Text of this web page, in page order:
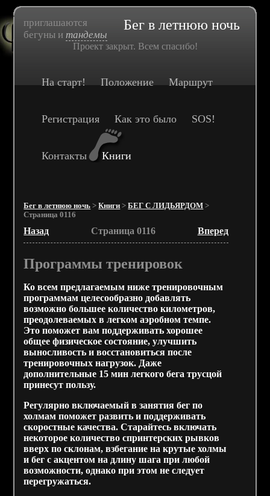
приглашаются
бегуны итандемы
Бег в летнюю ночь
Проект закрыт. Всем спасибо!
На старт! Положение Маршрут
Регистрация Как это было SOS!
Контакты Книги
Бег в летнюю ночь >Книги >БЕГ С ЛИДЬЯРДОМ >
Страница 0116
Назад Страница 0116 Вперед
Программы тренировок
Ко всем предлагаемым ниже тренировочным
программам целесообразно добавлять
возможно большее количество километров,
преодолеваемых в легком аэробном темпе.
Это поможет вам поддерживать хорошее
общее физическое состояние, улучшить
выносливость и восстановиться после
тренировочных нагрузок. Даже
дополнительные 15 мин легкого бега трусцой
принесут пользу.
Регулярно включаемый в занятия бег по
холмам поможет развить и поддерживать
скоростные качества. Старайтесь включать
некоторое количество спринтерских рывков
вверх по склонам, взбегание на крутые холмы
и бег с акцентом на длину шага при любой
возможности, однако при этом не следует
перегружаться.